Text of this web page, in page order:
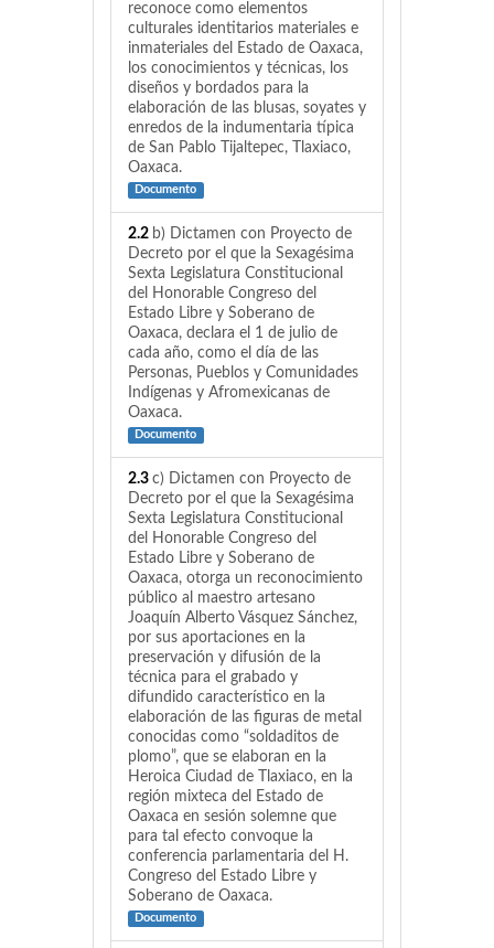
reconoce como elementos
culturales identitarios materiales e
inmateriales del Estado de Oaxaca,
los conocimientos y técnicas, los
diseños y bordados para la
elaboración de las blusas, soyates y
enredos de la indumentaria típica
de San Pablo Tijaltepec, Tlaxiaco,
Oaxaca.
Documento
2.2 b) Dictamen con Proyecto de
Decreto por el que la Sexagésima
Sexta Legislatura Constitucional
del Honorable Congreso del
Estado Libre y Soberano de
Oaxaca, declara el 1 de julio de
cada año, como el día de las
Personas, Pueblos y Comunidades
Indígenas y Afromexicanas de
Oaxaca.
Documento
2.3 c) Dictamen con Proyecto de
Decreto por el que la Sexagésima
Sexta Legislatura Constitucional
del Honorable Congreso del
Estado Libre y Soberano de
Oaxaca, otorga un reconocimiento
público al maestro artesano
Joaquín Alberto Vásquez Sánchez,
por sus aportaciones en la
preservación y difusión de la
técnica para el grabado y
difundido característico en la
elaboración de las figuras de metal
conocidas como “soldaditos de
plomo”, que se elaboran en la
Heroica Ciudad de Tlaxiaco, en la
región mixteca del Estado de
Oaxaca en sesión solemne que
para tal efecto convoque la
conferencia parlamentaria del H.
Congreso del Estado Libre y
Soberano de Oaxaca.
Documento